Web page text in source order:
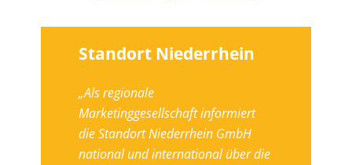
Standort Niederrhein
„Als regionale
Marketinggesellschaft informiert
die Standort Niederrhein GmbH
national und international über die